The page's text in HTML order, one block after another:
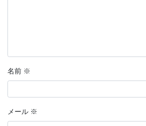
名前 ※
メール ※